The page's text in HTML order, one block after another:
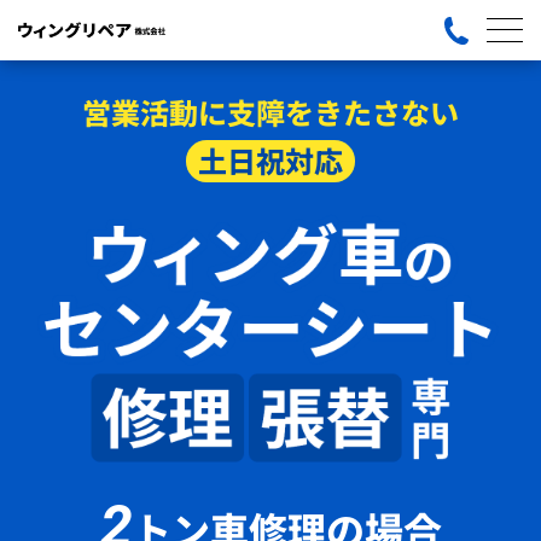
営業活動に支障をきたさない
土日祝対応
2 トン車修理の場合